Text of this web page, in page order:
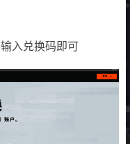
入兑换码即可